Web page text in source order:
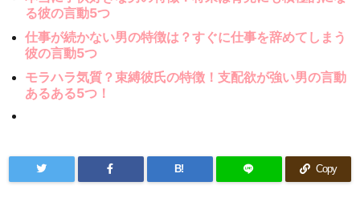
る彼の言動5つ
仕事が続かない男の特徴は？すぐに仕事を辞めてしまう
彼の言動5つ
モラハラ気質？束縛彼氏の特徴！支配欲が強い男の言動
あるある5つ！
B! Copy